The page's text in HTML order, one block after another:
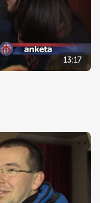
13:17